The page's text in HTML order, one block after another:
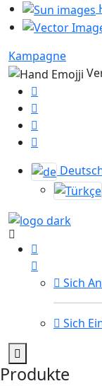
Kampagne
Sich
Sich
Produkte